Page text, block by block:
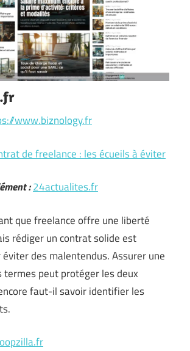
www.biznology.fr
de freelance : les écueils à éviter
:24actualites.fr
que freelance offre une liberté
rédiger un contrat solide est
des malentendus. Assurer une
termes peut protéger les deux
faut-il savoir identifier les